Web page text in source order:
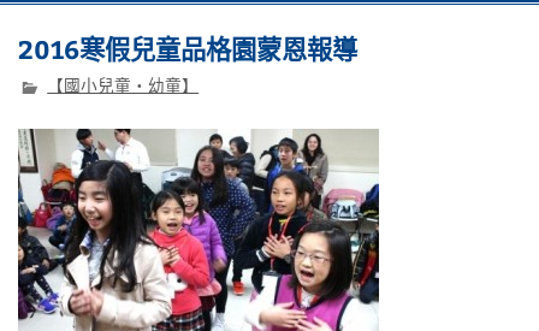
2016寒假兒童品格園蒙恩報導
【國小兒童‧幼童】